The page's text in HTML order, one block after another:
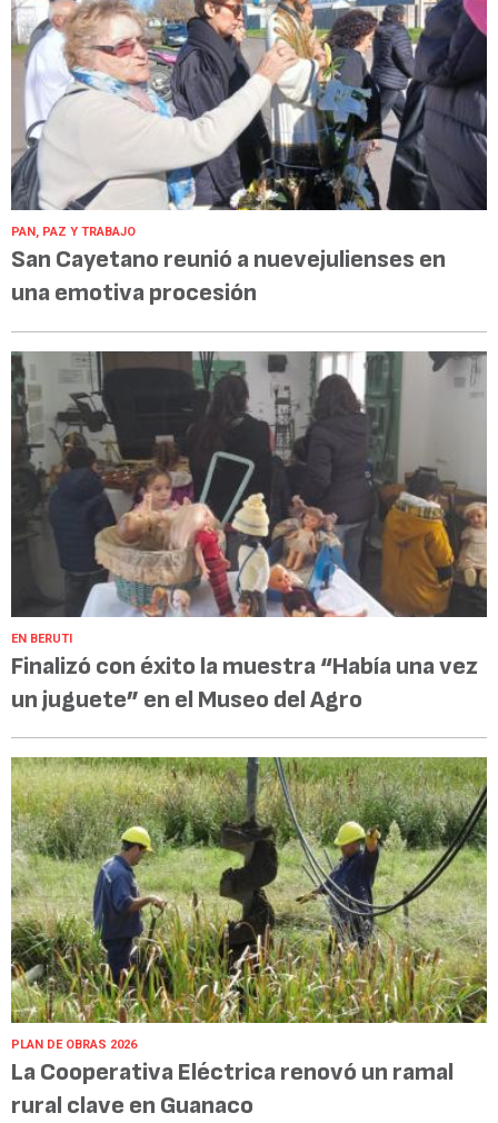
PAN, PAZ Y TRABAJO
San Cayetano reunió a nuevejulienses en
una emotiva procesión
EN BERUTI
Finalizó con éxito la muestra “Había una vez
un juguete” en el Museo del Agro
PLAN DE OBRAS 2026
La Cooperativa Eléctrica renovó un ramal
rural clave en Guanaco